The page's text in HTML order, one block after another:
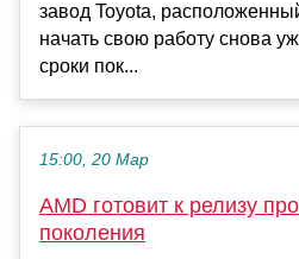
завод Toyota,
начать свою работу снова
сроки пок...
15:00, 20 Мар
AMD готовит к релизу
поколения